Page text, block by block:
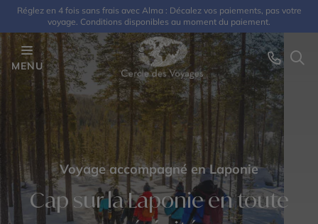
Réglez en 4 fois sans frais avec Alma : Décalez vos paiements, pas votre
voyage. Conditions disponibles au moment du paiement.
MENU
Voyage accompagné en Laponie
Cap sur la Laponie en toute